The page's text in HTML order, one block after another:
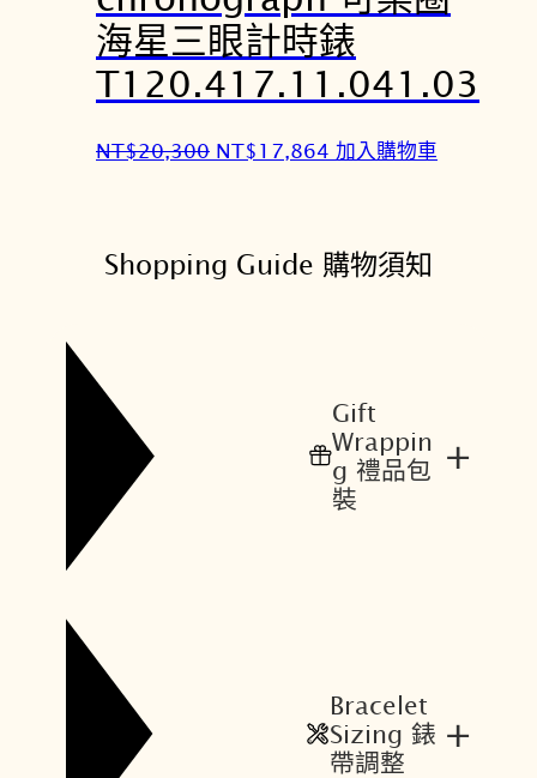
,
5
0
。
,
8
6
。
海星三眼計時錶
T120.417.11.041.03
NT$20,300 原
：
NT$17,864 目
：
1
7
,
8
加入購物車
Shopping Guide 購物須知
Gift
Wrappin
g 禮品包
裝
+
Bracelet
Sizing 錶
帶調整
+